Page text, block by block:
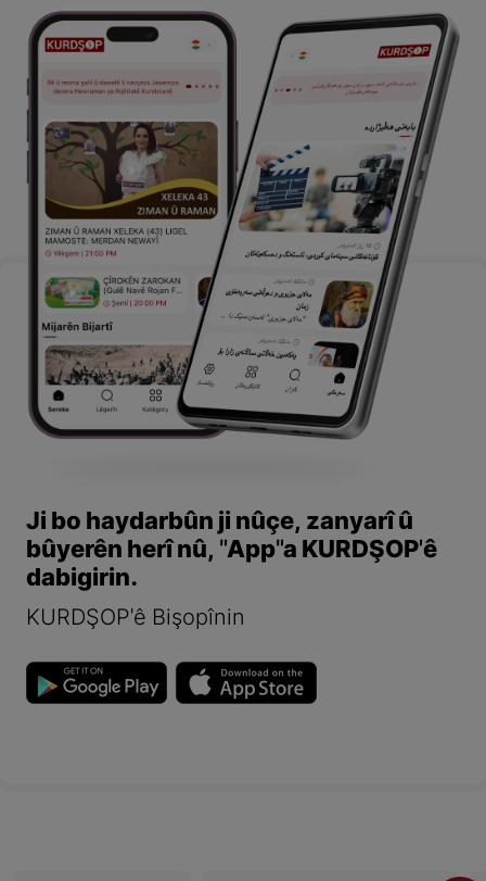
Ji bo haydarbûn ji nûçe, zanyarî û
bûyerên herî nû, "App"a KURDŞOP'ê
dabigirin.
KURDŞOP'ê Bişopînin